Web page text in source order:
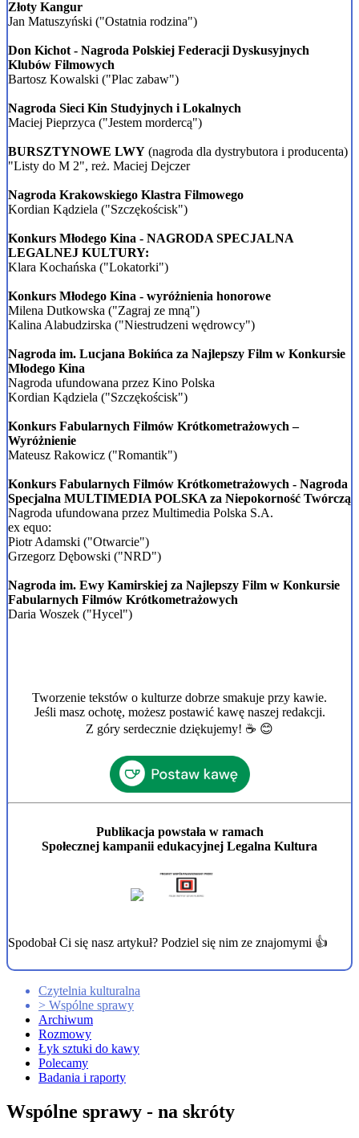
Złoty Kangur
Jan Matuszyński ("Ostatnia rodzina")
Don Kichot - Nagroda Polskiej Federacji Dyskusyjnych
Klubów Filmowych
Bartosz Kowalski ("Plac zabaw")
Nagroda Sieci Kin Studyjnych i Lokalnych
Maciej Pieprzyca ("Jestem mordercą")
BURSZTYNOWE LWY (nagroda dla dystrybutora i producenta)
"Listy do M 2", reż. Maciej Dejczer
Nagroda Krakowskiego Klastra Filmowego
Kordian Kądziela ("Szczękościsk")
Konkurs Młodego Kina - NAGRODA SPECJALNA
LEGALNEJ KULTURY:
Klara Kochańska ("Lokatorki")
Konkurs Młodego Kina - wyróżnienia honorowe
Milena Dutkowska ("Zagraj ze mną")
Kalina Alabudzirska ("Niestrudzeni wędrowcy")
Nagroda im. Lucjana Bokińca za Najlepszy Film w Konkursie
Młodego Kina
Nagroda ufundowana przez Kino Polska
Kordian Kądziela ("Szczękościsk")
Konkurs Fabularnych Filmów Krótkometrażowych –
Wyróżnienie
Mateusz Rakowicz ("Romantik")
Konkurs Fabularnych Filmów Krótkometrażowych - Nagroda
Specjalna MULTIMEDIA POLSKA za Niepokorność Twórczą
Nagroda ufundowana przez Multimedia Polska S.A.
ex equo:
Piotr Adamski ("Otwarcie")
Grzegorz Dębowski ("NRD")
Nagroda im. Ewy Kamirskiej za Najlepszy Film w Konkursie
Fabularnych Filmów Krótkometrażowych
Daria Woszek ("Hycel")
Tworzenie tekstów o kulturze dobrze smakuje przy kawie.
Jeśli masz ochotę, możesz postawić kawę naszej redakcji.
Z góry serdecznie dziękujemy! ☕ 😊
Publikacja powstała w ramach
Społecznej kampanii edukacyjnej Legalna Kultura
Spodobał Ci się nasz artykuł? Podziel się nim ze znajomymi 👍
Czytelnia kulturalna
> Wspólne sprawy
Archiwum
Rozmowy
Łyk sztuki do kawy
Polecamy
Badania i raporty
Wspólne sprawy - na skróty